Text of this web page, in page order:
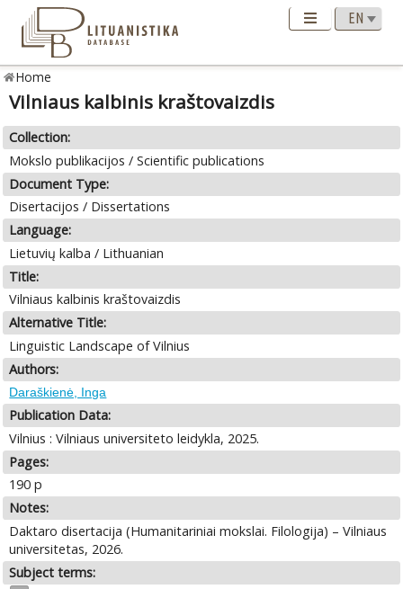
Home
Vilniaus kalbinis kraštovaizdis
Collection:
Mokslo publikacijos / Scientific publications
Document Type:
Disertacijos / Dissertations
Language:
Lietuvių kalba / Lithuanian
Title:
Vilniaus kalbinis kraštovaizdis
Alternative Title:
Linguistic Landscape of Vilnius
Authors:
Daraškienė, Inga
Publication Data:
Vilnius : Vilniaus universiteto leidykla, 2025.
Pages:
190 p
Notes:
Daktaro disertacija (Humanitariniai mokslai. Filologija) – Vilniaus
universitetas, 2026.
Subject terms: